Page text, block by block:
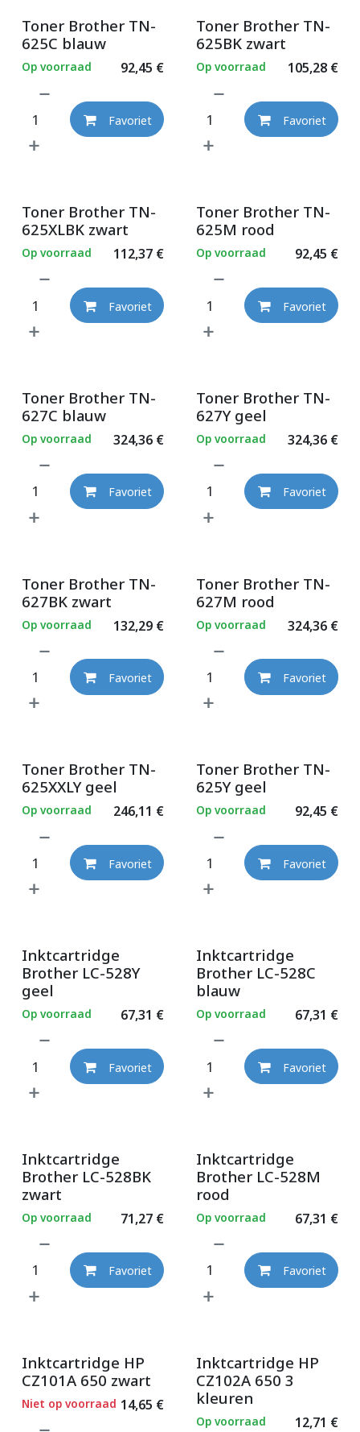
Toner Brother TN-
625C blauw
92,45 €
Op voorraad
Favoriet
Toner Brother TN-
625BK zwart
105,28€
Op voorraad
Favoriet
Toner Brother TN-
625XLBK zwart
112,37€
Op voorraad
Favoriet
Toner Brother TN-
625M rood
92,45 €
Op voorraad
Favoriet
Toner Brother TN-
627C blauw
324,36€
Op voorraad
Favoriet
Toner Brother TN-
627Y geel
324,36€
Op voorraad
Favoriet
Toner Brother TN-
627BK zwart
132,29€
Op voorraad
Favoriet
Toner Brother TN-
627M rood
324,36€
Op voorraad
Favoriet
Toner Brother TN-
625XXLY geel
246,11 €
Op voorraad
Favoriet
Toner Brother TN-
625Y geel
92,45 €
Op voorraad
Favoriet
Inktcartridge
Brother LC-528Y
geel
67,31 €
Op voorraad
Favoriet
Inktcartridge
Brother LC-528C
blauw
67,31 €
Op voorraad
Favoriet
Inktcartridge
Brother LC-528BK
zwart
71,27€
Op voorraad
Favoriet
Inktcartridge
Brother LC-528M
rood
67,31 €
Op voorraad
Favoriet
Inktcartridge HP
CZ101A 650 zwart
14,65 €
Niet op voorraad
Inktcartridge HP
CZ102A 650 3
kleuren
12,71 €
Op voorraad